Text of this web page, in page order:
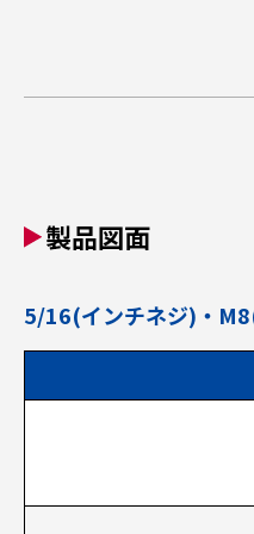
製品図面
5/16(インチネジ)・